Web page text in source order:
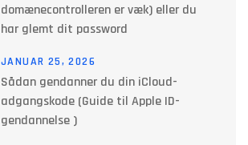
domænecontrolleren er væk) eller du
har glemt dit password
JANUAR 25, 2026
Sådan gendanner du din iCloud-
adgangskode (Guide til Apple ID-
gendannelse )